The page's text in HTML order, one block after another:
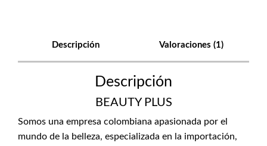
Descripción Valoraciones (1)
Descripción
BEAUTY PLUS
Somos una empresa colombiana apasionada por el
mundo de la belleza, especializada en la importación,